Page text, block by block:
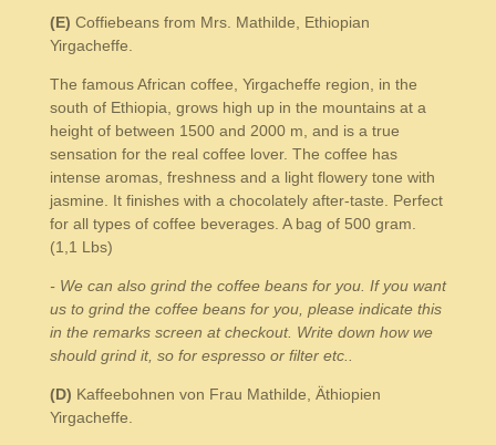
(E) Coffiebeans from Mrs. Mathilde, Ethiopian
Yirgacheffe.
The famous African coffee, Yirgacheffe region, in the
south of Ethiopia, grows high up in the mountains at a
height of between 1500 and 2000 m, and is a true
sensation for the real coffee lover. The coffee has
intense aromas, freshness and a light flowery tone with
jasmine. It finishes with a chocolately after-taste. Perfect
for all types of coffee beverages. A bag of 500 gram.
(1,1 Lbs)
- We can also grind the coffee beans for you. If you want
us to grind the coffee beans for you, please indicate this
in the remarks screen at checkout. Write down how we
should grind it, so for espresso or filter etc..
(D) Kaffeebohnen von Frau Mathilde, Äthiopien
Yirgacheffe.